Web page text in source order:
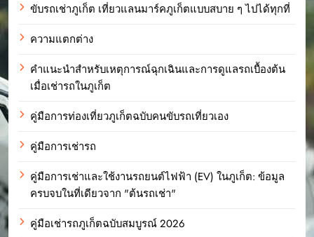
ขับรถเช่าภูเก็ต เที่ยวแลนมาร์คภูเก็ตแบบสบาย ๆ ไปได้ทุกที่
ความแตกต่าง
คำแนะนำสำหรับเหตุการณ์ฉุกเฉินและการดูแลรถเบื้องต้น
เมื่อเช่ารถในภูเก็ต
คู่มือการท่องเที่ยวภูเก็ตฉบับคนขับรถเที่ยวเอง
คู่มือการเช่ารถ
คู่มือการเช่าและใช้งานรถยนต์ไฟฟ้า (EV) ในภูเก็ต: ข้อมูล
ครบจบในที่เดียวจาก "ต้นรถเช่า"
คู่มือเช่ารถภูเก็ตฉบับสมบูรณ์ 2026